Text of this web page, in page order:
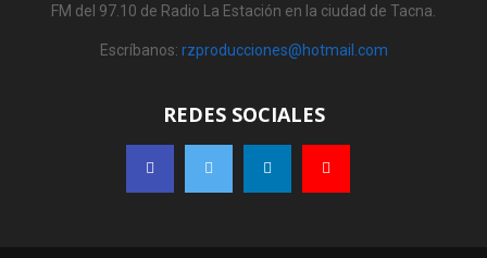
FM del 97.10 de Radio La Estación en la ciudad de Tacna.
Escríbanos: rzproducciones@hotmail.com
REDES SOCIALES